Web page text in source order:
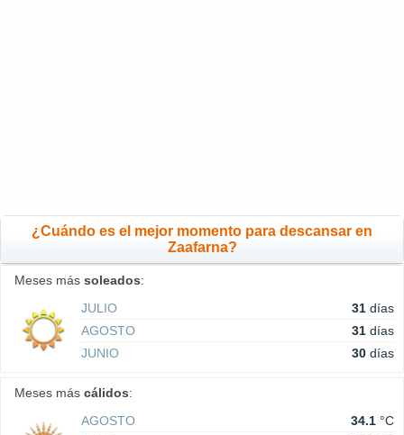
¿Cuándo es el mejor momento para descansar en
Zaafarna?
Meses más soleados:
JULIO
31 días
AGOSTO
31 días
JUNIO
30 días
Meses más cálidos:
AGOSTO
34.1 °C